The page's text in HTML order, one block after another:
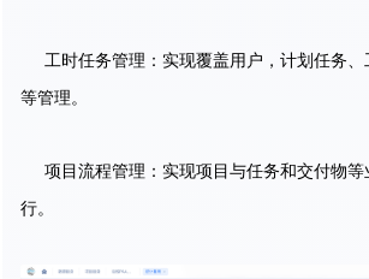
工时任务管理：实现覆盖用户，计划任务
等管理。
项目流程管理：实现项目与任务和交付物等
行。